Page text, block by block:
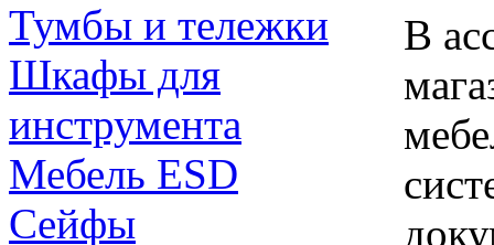
Тумбы и тележки
Шкафы для
инструмента
Мебель ESD
Сейфы
В